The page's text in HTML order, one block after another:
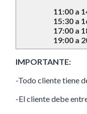
11:00 a
15:30 a
17:00 a
19:00 a
IMPORTANTE:
-Todo cliente tiene
-El cliente debe